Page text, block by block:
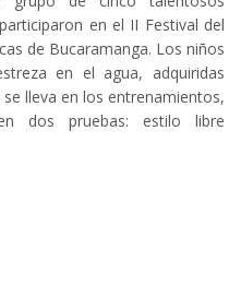
en el II Festival del
de Bucaramanga. Los niños
en el agua, adquiridas
lleva en los entrenamientos,
dos pruebas: estilo libre